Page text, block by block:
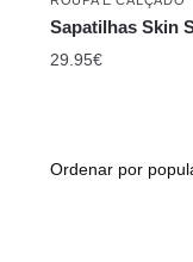
Sapatilhas Skin
29.95€